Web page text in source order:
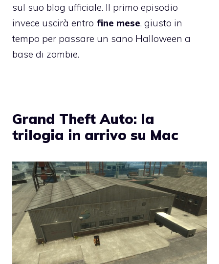
sul suo blog ufficiale. Il primo episodio
invece uscirà entro fine mese, giusto in
tempo per passare un sano Halloween a
base di zombie.
Grand Theft Auto: la
trilogia in arrivo su Mac